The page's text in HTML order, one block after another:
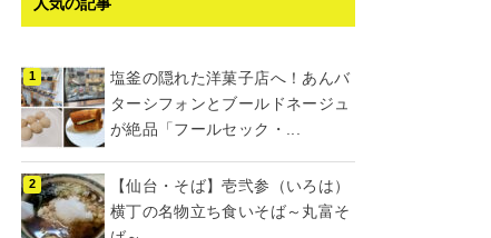
塩釜の隠れた洋菓子店へ！あんバ
ターシフォンとブールドネージュ
が絶品「フールセック・...
【仙台・そば】壱弐参（いろは）
横丁の名物立ち食いそば～丸富そ